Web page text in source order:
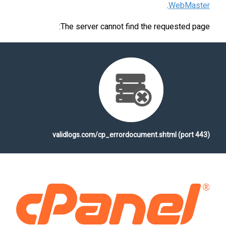
WebMaster
.
The server cannot find the requested page:
validlogs.com/cp_errordocument.shtml (port 443)